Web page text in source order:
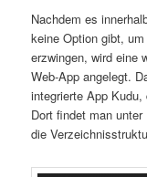
Nachdem es
keine Option gibt,
erzwingen, wird eine
Web-App angelegt.
integrierte App
Dort findet man
die